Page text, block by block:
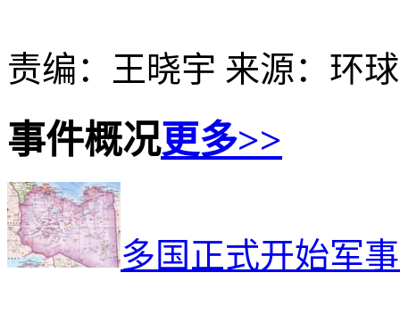
责编：王晓宇 来源：环
事件概况更多>>
多国正式开始军